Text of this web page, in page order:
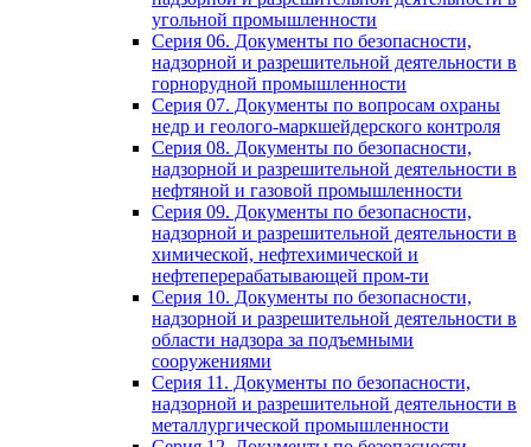
угольной промышленности
Серия 06. Документы по безопасности,
надзорной и разрешительной деятельности в
горнорудной промышленности
Серия 07. Документы по вопросам охраны
недр и геолого-маркшейдерского контроля
Серия 08. Документы по безопасности,
надзорной и разрешительной деятельности в
нефтяной и газовой промышленности
Серия 09. Документы по безопасности,
надзорной и разрешительной деятельности в
химической, нефтехимической и
нефтеперерабатывающей пром-ти
Серия 10. Документы по безопасности,
надзорной и разрешительной деятельности в
области надзора за подъемными
сооружениями
Серия 11. Документы по безопасности,
надзорной и разрешительной деятельности в
металлургической промышленности